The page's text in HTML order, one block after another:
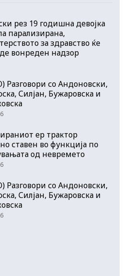
рез 19 годишна девојка
парализирана,
за здравство ќе
вонреден надзор
Разговори со Андоновски,
Силјан, Бужаровска и
ер трактор
ставен во функција по
од невремето
Разговори со Андоновски,
Силјан, Бужаровска и